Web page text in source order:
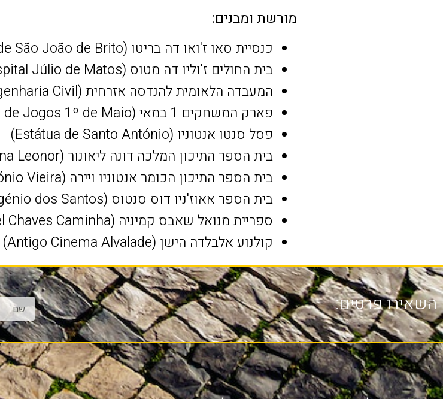
מורשת ומבנים:
כנסיית סאו ז'ואו דה בריטו (Igreja de São João de Brito)
בית החולים ז'וליו דה מטוס (Hospital Júlio de Matos)
המעבדה הלאומית להנדסה אזרחית (Laboratório Nacional de Engenharia Civil)
פארק המשחקים 1 במאי (Parque de Jogos 1º de Maio)
פסל סנטו אנטוניו (Estátua de Santo António)
בית הספר התיכון המלכה דונה ליאונור (Escola Secundária Rainha Dona Leonor)
בית הספר התיכון הכומר אנטוניו ויירה (Escola Secundária Padre António Vieira)
בית הספר אאוז'ניו דוס סנטוס (Escola Eugénio dos Santos)
ספריית מנואל שאבס קמיניה (Biblioteca Manuel Chaves Caminha)
קולנוע אלבלדה הישן (Antigo Cinema Alvalade)
השאירו פרטים: